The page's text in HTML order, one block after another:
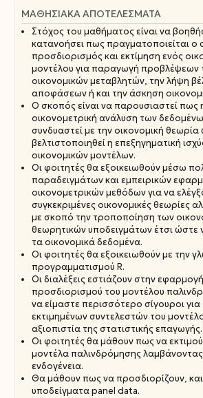
ΜΑΘΗΣΙΑΚΆ ΑΠΟΤΕΛΈΣΜΑΤΑ
Στόχος του μαθήματος είναι να
κατανοήσει πως πραγματοποιείται
προσδιορισμός και εκτίμηση ενός
μοντέλου για παραγωγή προβλέψεων
οικονομικών μεταβλητών, την λήψη
αποφάσεων ή και την άσκηση
Ο σκοπός είναι να παρουσιαστεί
οικονομετρική ανάλυση των
συνδυαστεί με την οικονομική
βελτιστοποιηθεί η επεξηγηματική
οικονομικών μοντέλων.
Οι φοιτητές θα εξοικειωθούν μέσω
παραδειγμάτων και εμπειρικών
οικονομετρικών μεθόδων για να
συγκεκριμένες οικονομικές θεωρίες
με σκοπό την τροποποίηση των
θεωρητικών υποδειγμάτων έτσι ώστε
τα οικονομικά δεδομένα.
Οι φοιτητές θα εξοικειωθούν με την
προγραμματισμού R.
Οι διαλέξεις εστιάζουν στην
προσδιορισμού του μοντέλου
να είμαστε περισσότερο σίγουροι για
εκτιμημένων συντελεστών του
αξιοπιστία της στατιστικής επαγωγής.
Οι φοιτητές θα μάθουν πως να
μοντέλα παλινδρόμησης
ενδογένεια.
Θα μάθουν πως να προσδιορίζουν, και
υποδείγματα panel data.